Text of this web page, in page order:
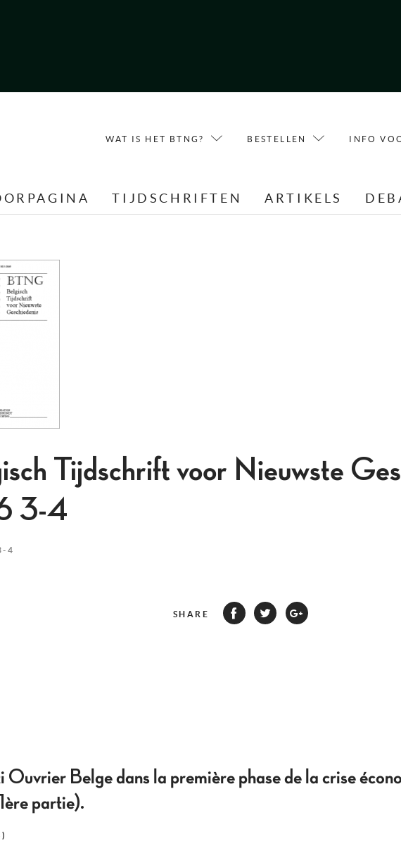
WAT IS HET BTNG? BESTELLEN INFO
TIJDSCHRIFTEN ARTIKELS
Tijdschrift voor Nieuwste
3-4
4
SHARE
Ouvrier Belge dans la première phase de la crise
partie).